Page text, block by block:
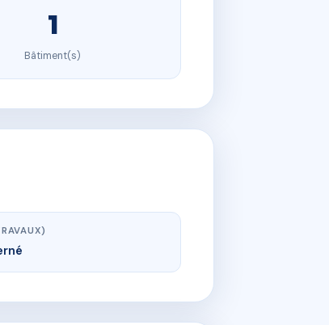
1
Bâtiment(s)